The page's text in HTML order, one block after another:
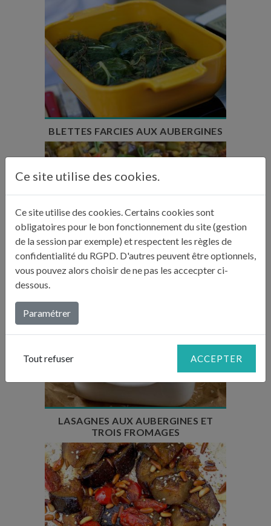
Temps de préparation : 30 min
Temps de cuisson : 15 min
Nombre de couverts : 6
BLETTES FARCIES AUX AUBERGINES
Temps de préparation : 1h
Nombre de couverts : 6
CAPONATA
LASAGNES AUX AUBERGINES ET
TROIS FROMAGES
Temps de préparation : 30 min
Temps de cuisson : 30 min
Ce site utilise des cookies.
Ce site utilise des cookies. Certains cookies sont
obligatoires pour le bon fonctionnement du site (gestion
de la session par exemple) et respectent les règles de
confidentialité du RGPD. D'autres peuvent être optionnels,
vous pouvez alors choisir de ne pas les accecpter ci-
dessous.
Paramétrer
Tout refuser ACCEPTER